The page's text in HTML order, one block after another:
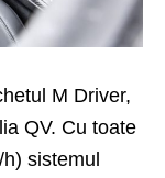
M Driver,
QV. Cu toate
sistemul